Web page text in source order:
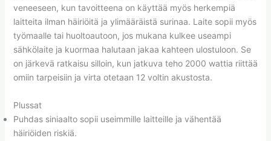
veneeseen, kun tavoitteena on käyttää myös herkempiä
laitteita ilman häiriöitä ja ylimääräistä surinaa. Laite sopii myös
työmaalle tai huoltoautoon, jos mukana kulkee useampi
sähkölaite ja kuormaa halutaan jakaa kahteen ulostuloon. Se
on järkevä ratkaisu silloin, kun jatkuva teho 2000 wattia riittää
omiin tarpeisiin ja virta otetaan 12 voltin akustosta.
Plussat
Puhdas siniaalto sopii useimmille laitteille ja vähentää
häiriöiden riskiä.